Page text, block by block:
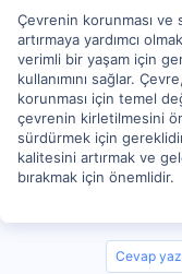
Çevrenin korunması ve
artırmaya yardımcı
verimli bir yaşam için
kullanımını sağlar.
korunması için temel
çevrenin kirletilmesini
sürdürmek için
kalitesini artırmak ve
bırakmak için önemlidir.
Cevap